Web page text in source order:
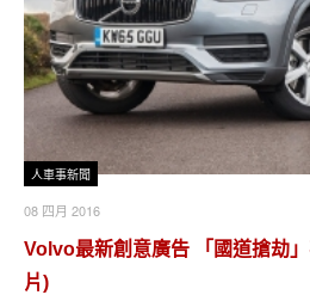
人車事新聞
08 四月 2016
Volvo最新創意廣告 「國道搶劫
片)